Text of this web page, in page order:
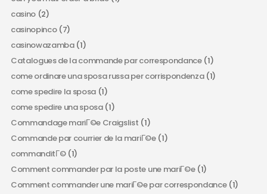
casino(2)
casinopinco(7)
casinowazamba(1)
Catalogues de la commande par correspondance(1)
come ordinare una sposa russa per corrispondenza(1)
come spedire la sposa (1)
come spedire una sposa(1)
Commandage mariГ©e Craigslist (1)
Commande par courrier de la mariГ©e(1)
commanditГ©(1)
Comment commander par la poste une mariГ©e(1)
Comment commander une mariГ©e par correspondance(1)